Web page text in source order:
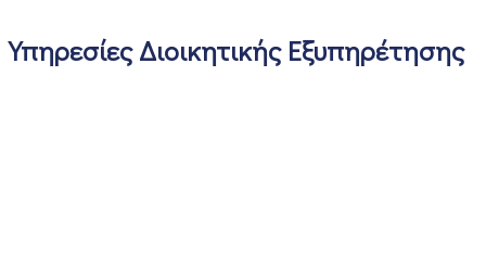
Υπηρεσίες Διοικητικής Εξυπηρέτησης